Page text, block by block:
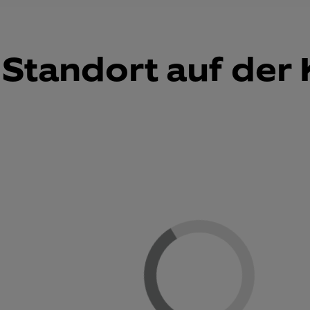
Standort auf der
Loading...